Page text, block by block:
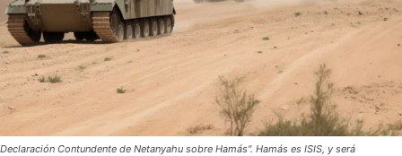
Declaración Contundente de Netanyahu sobre Hamás". Hamás es ISIS, y será